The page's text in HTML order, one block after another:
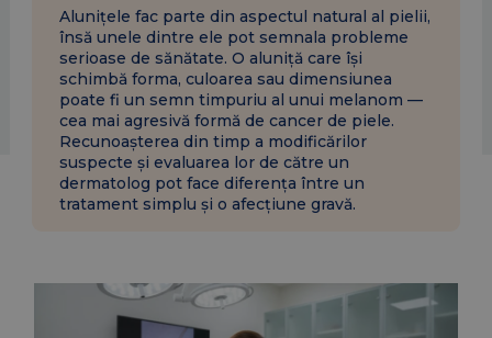
Alunițele fac parte din aspectul natural al pielii,
însă unele dintre ele pot semnala probleme
serioase de sănătate. O aluniță care își
schimbă forma, culoarea sau dimensiunea
poate fi un semn timpuriu al unui melanom —
cea mai agresivă formă de cancer de piele.
Recunoașterea din timp a modificărilor
suspecte și evaluarea lor de către un
dermatolog pot face diferența între un
tratament simplu și o afecțiune gravă.